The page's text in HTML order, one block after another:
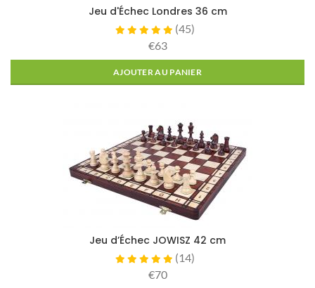
Jeu d'Échec Londres 36 cm
(45)
€63
AJOUTER AU PANIER
Jeu d’Échec JOWISZ 42 cm
(14)
€70